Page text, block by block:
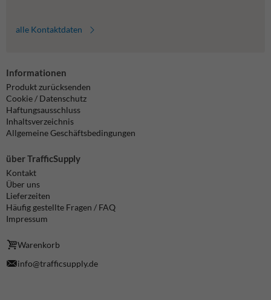
alle Kontaktdaten
Informationen
Produkt zurücksenden
Cookie / Datenschutz
Haftungsausschluss
Inhaltsverzeichnis
Allgemeine Geschäftsbedingungen
über TrafficSupply
Kontakt
Über uns
Lieferzeiten
Häufig gestellte Fragen / FAQ
Impressum
Warenkorb
info@trafficsupply.de